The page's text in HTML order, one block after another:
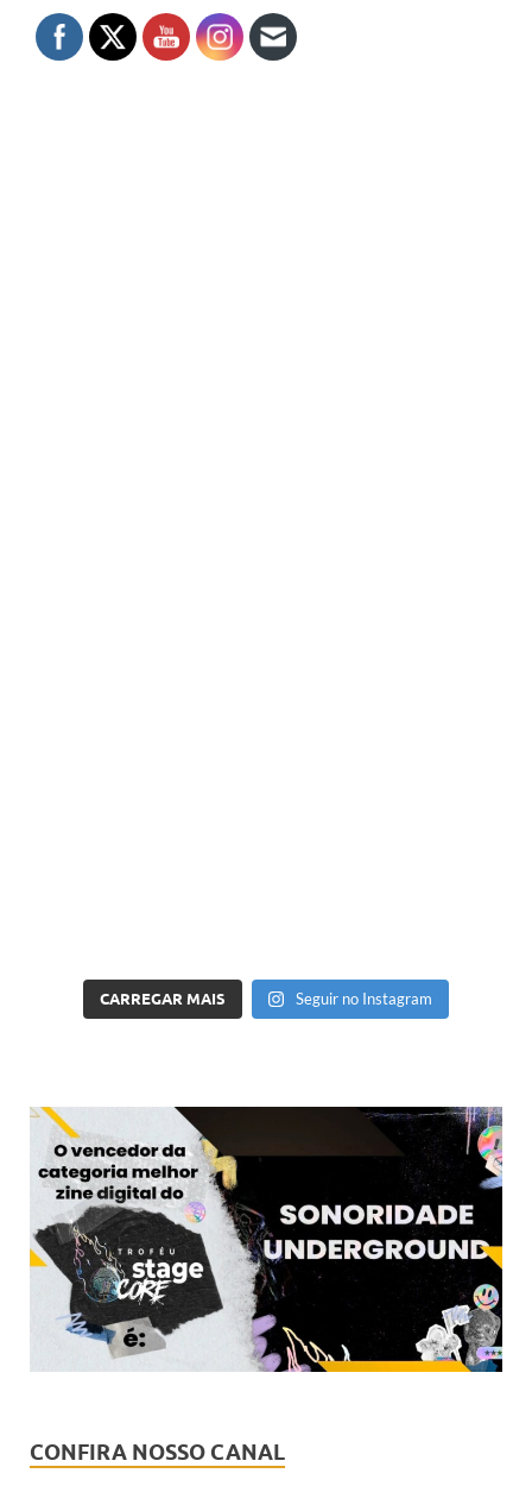
CARREGAR MAIS Seguir no Instagram
CONFIRA NOSSO CANAL